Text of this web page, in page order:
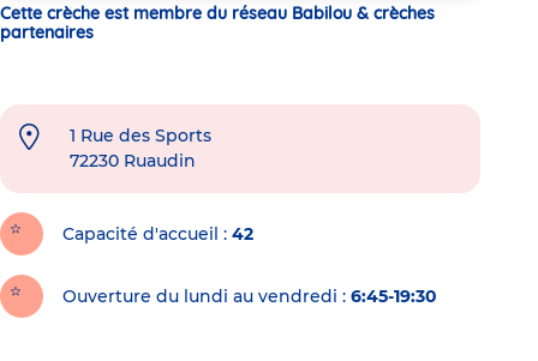
Cette crèche est membre du réseau Babilou & crèches
partenaires
1 Rue des Sports
72230 Ruaudin
Capacité d'accueil 42
Ouverture du lundi au vendredi : 6:45-19:30